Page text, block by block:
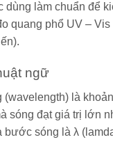
dùng làm chuẩn để
quang phổ UV –
ngữ
(wavelength) là
sóng đạt giá trị lớn
bước sóng là λ